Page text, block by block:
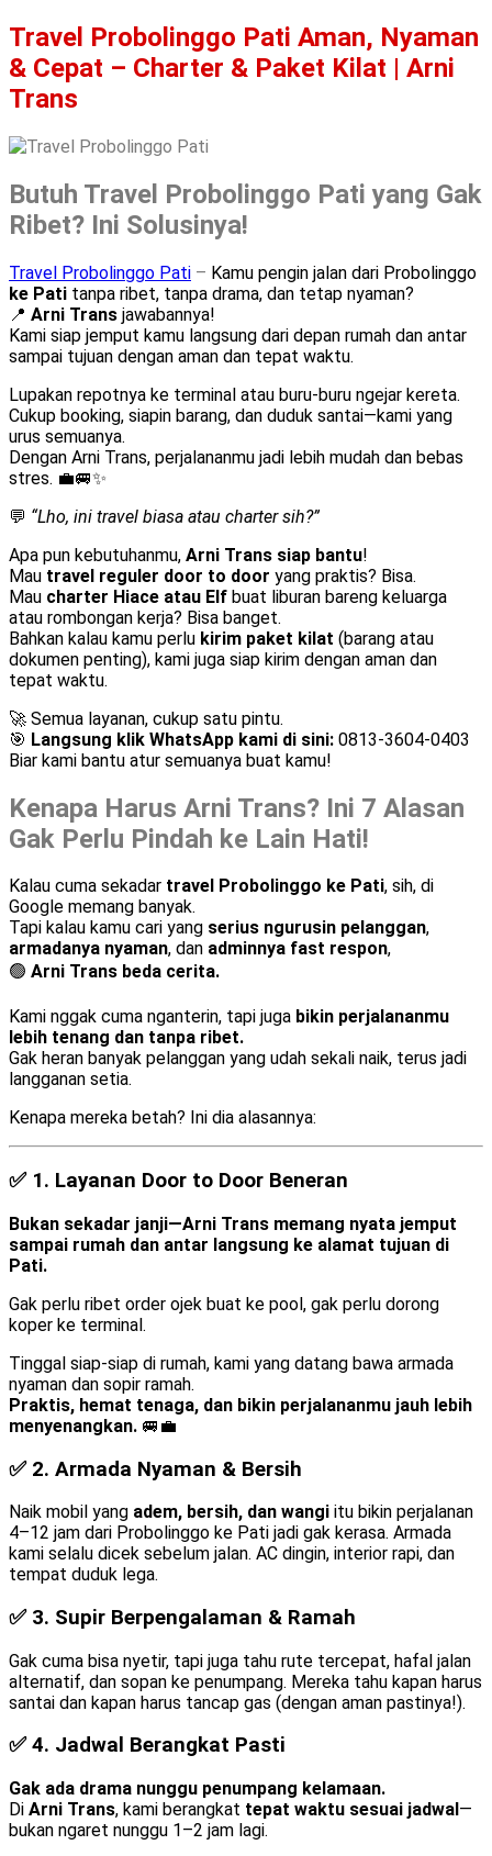
Travel Probolinggo Pati Aman, Nyaman
& Cepat – Charter & Paket Kilat | Arni
Trans
Butuh Travel Probolinggo Pati yang Gak
Ribet? Ini Solusinya!
Travel Probolinggo Pati – Kamu pengin jalan dari Probolinggo
ke Pati tanpa ribet, tanpa drama, dan tetap nyaman?
📍 Arni Trans jawabannya!
Kami siap jemput kamu langsung dari depan rumah dan antar
sampai tujuan dengan aman dan tepat waktu.
Lupakan repotnya ke terminal atau buru-buru ngejar kereta.
Cukup booking, siapin barang, dan duduk santai—kami yang
urus semuanya.
Dengan Arni Trans, perjalananmu jadi lebih mudah dan bebas
stres. 💼🚐✨
💬 “Lho, ini travel biasa atau charter sih?”
Apa pun kebutuhanmu, Arni Trans siap bantu!
Mau travel reguler door to door yang praktis? Bisa.
Mau charter Hiace atau Elf buat liburan bareng keluarga
atau rombongan kerja? Bisa banget.
Bahkan kalau kamu perlu kirim paket kilat (barang atau
dokumen penting), kami juga siap kirim dengan aman dan
tepat waktu.
🚀 Semua layanan, cukup satu pintu.
🎯 Langsung klik WhatsApp kami di sini: 0813-3604-0403
Biar kami bantu atur semuanya buat kamu!
Kenapa Harus Arni Trans? Ini 7 Alasan
Gak Perlu Pindah ke Lain Hati!
Kalau cuma sekadar travel Probolinggo ke Pati, sih, di
Google memang banyak.
Tapi kalau kamu cari yang serius ngurusin pelanggan,
armadanya nyaman, dan adminnya fast respon,
🟢 Arni Trans beda cerita.
Kami nggak cuma nganterin, tapi juga bikin perjalananmu
lebih tenang dan tanpa ribet.
Gak heran banyak pelanggan yang udah sekali naik, terus jadi
langganan setia.
Kenapa mereka betah? Ini dia alasannya:
✅ 1. Layanan Door to Door Beneran
Bukan sekadar janji—Arni Trans memang nyata jemput
sampai rumah dan antar langsung ke alamat tujuan di
Pati.
Gak perlu ribet order ojek buat ke pool, gak perlu dorong
koper ke terminal.
Tinggal siap-siap di rumah, kami yang datang bawa armada
nyaman dan sopir ramah.
Praktis, hemat tenaga, dan bikin perjalananmu jauh lebih
menyenangkan. 🚐💼
✅ 2. Armada Nyaman & Bersih
Naik mobil yang adem, bersih, dan wangi itu bikin perjalanan
4–12 jam dari Probolinggo ke Pati jadi gak kerasa. Armada
kami selalu dicek sebelum jalan. AC dingin, interior rapi, dan
tempat duduk lega.
✅ 3. Supir Berpengalaman & Ramah
Gak cuma bisa nyetir, tapi juga tahu rute tercepat, hafal jalan
alternatif, dan sopan ke penumpang. Mereka tahu kapan harus
santai dan kapan harus tancap gas (dengan aman pastinya!).
✅ 4. Jadwal Berangkat Pasti
Gak ada drama nunggu penumpang kelamaan.
Di Arni Trans, kami berangkat tepat waktu sesuai jadwal —
bukan ngaret nunggu 1–2 jam lagi.